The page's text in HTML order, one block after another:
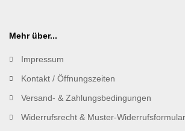
Mehr über...
Impressum
Kontakt / Öffnungszeiten
Versand- & Zahlungsbedingungen
Widerrufsrecht & Muster-Widerrufsformular